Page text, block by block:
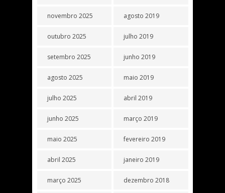
novembro 2025
outubro 2025
setembro 2025
agosto 2025
julho 2025
junho 2025
maio 2025
abril 2025
março 2025
agosto 2019
julho 2019
junho 2019
maio 2019
abril 2019
março 2019
fevereiro 2019
janeiro 2019
dezembro 2018